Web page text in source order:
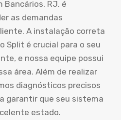
Bancários, RJ, é
as demandas
A instalação correta
Split é crucial para o seu
e nossa equipe possui
área. Além de realizar
diagnósticos precisos
garantir que seu sistema
estado.